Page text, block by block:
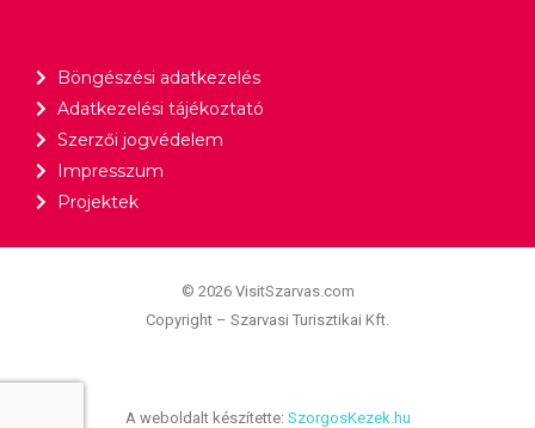
Böngészési adatkezelés
Adatkezelési tájékoztató
Szerzői jogvédelem
Impresszum
Projektek
© 2026 VisitSzarvas.com
Copyright – Szarvasi Turisztikai Kft.
A weboldalt készítette: SzorgosKezek.hu